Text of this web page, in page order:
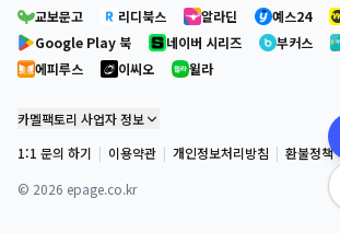
교보문고
리디북스 알라딘 예스24
Google Play 북
네이버 시리즈 부커스
에피루스
이씨오 윌라
카멜팩토리 사업자 정보
1:1 문의 하기 | 이용약관 | 개인정보처리방침 | 환불정책
© 2026 epage.co.kr